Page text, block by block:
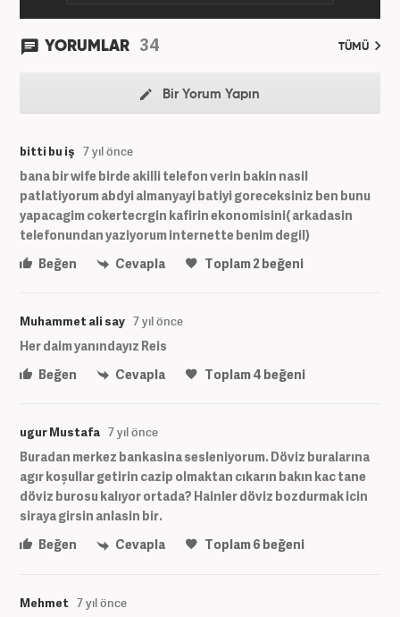
YORUMLAR 34 TÜMÜ
Bir Yorum Yapın
bitti bu iş 7 yıl önce
bana bir wife birde akilli telefon verin bakin nasil
patlatiyorum abdyi almanyayi batiyi goreceksiniz ben bunu
yapacagim cokertecrgin kafirin ekonomisini( arkadasin
telefonundan yaziyorum internette benim degil)
Beğen
Cevapla Toplam2 beğeni
Muhammet ali say 7 yıl önce
Her daim yanındayız Reis
Beğen
Cevapla Toplam4 beğeni
ugur Mustafa 7 yıl önce
Buradan merkez bankasina sesleniyorum. Döviz buralarına
agır koșullar getirin cazip olmaktan cıkarın bakın kac tane
döviz burosu kalıyor ortada? Hainler döviz bozdurmak icin
siraya girsin anlasin bir.
Beğen
Cevapla Toplam6 beğeni
Mehmet 7 yıl önce